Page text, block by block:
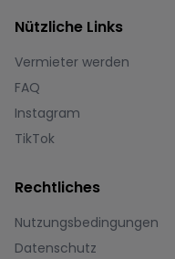
Nützliche Links
Vermieter werden
FAQ
Instagram
TikTok
Rechtliches
Nutzungsbedingungen
Datenschutz